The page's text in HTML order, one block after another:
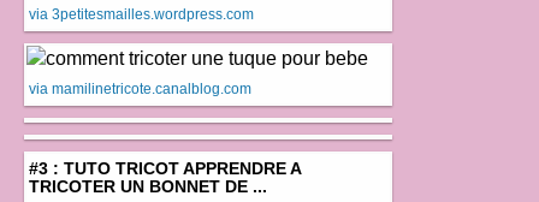
via 3petitesmailles.wordpress.com
via mamilinetricote.canalblog.com
#3 : TUTO TRICOT APPRENDRE A
TRICOTER UN BONNET DE ...